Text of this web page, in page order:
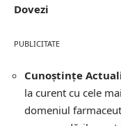
Dovezi
PUBLICITATE
Cunoștințe
la curent cu cele
domeniul